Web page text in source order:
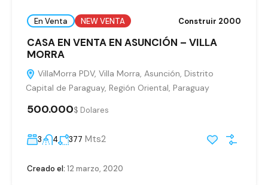
En Venta NEW VENTA Construir 2000
CASA EN VENTA EN ASUNCIÓN – VILLA
MORRA
VillaMorra PDV, Villa Morra, Asunción, Distrito
Capital de Paraguay, Región Oriental, Paraguay
500.000$ Dolares
3 4 377 Mts2
Creado el: 12 marzo, 2020